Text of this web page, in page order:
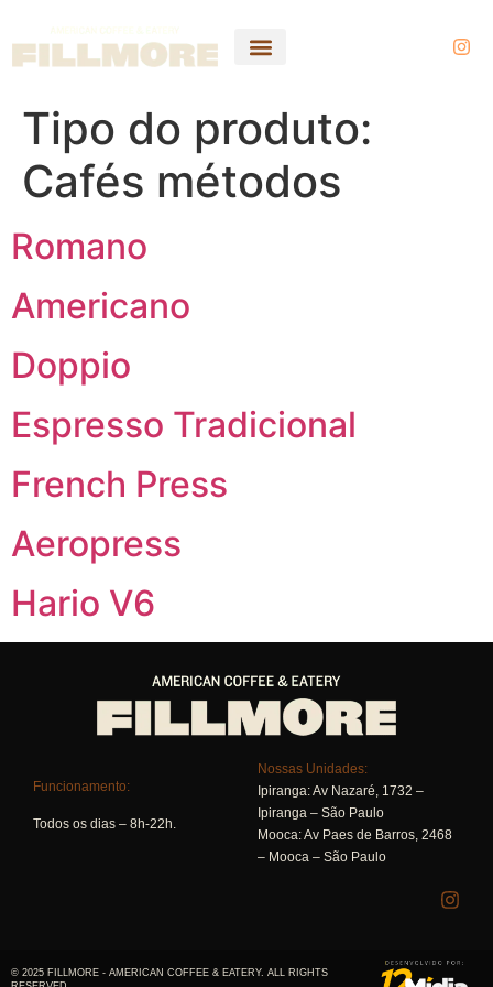
Tipo do produto:
Cafés métodos
Romano
Americano
Doppio
Espresso Tradicional
French Press
Aeropress
Hario V6
Funcionamento:
Todos os dias – 8h-22h.
Nossas Unidades:
Ipiranga:Av Nazaré, 1732 –
Ipiranga – São Paulo
Mooca:Av Paes de Barros, 2468
– Mooca – São Paulo
© 2025 FILLMORE - AMERICAN COFFEE & EATERY. ALL RIGHTS